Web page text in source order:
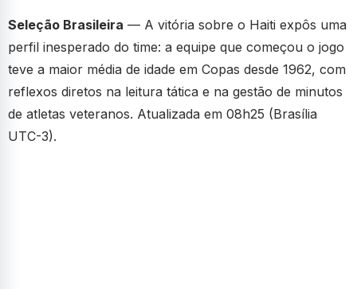
Seleção Brasileira — A vitória sobre o Haiti expôs uma
perfil inesperado do time: a equipe que começou o jogo
teve a maior média de idade em Copas desde 1962, com
reflexos diretos na leitura tática e na gestão de minutos
de atletas veteranos. Atualizada em 08h25 (Brasília
UTC-3).